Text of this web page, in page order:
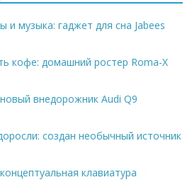
и музыка: гаджет для сна Jabees
кофе: домашний ростер Roma-X
внедорожник Audi Q9
создан необычный источник
клавиатура